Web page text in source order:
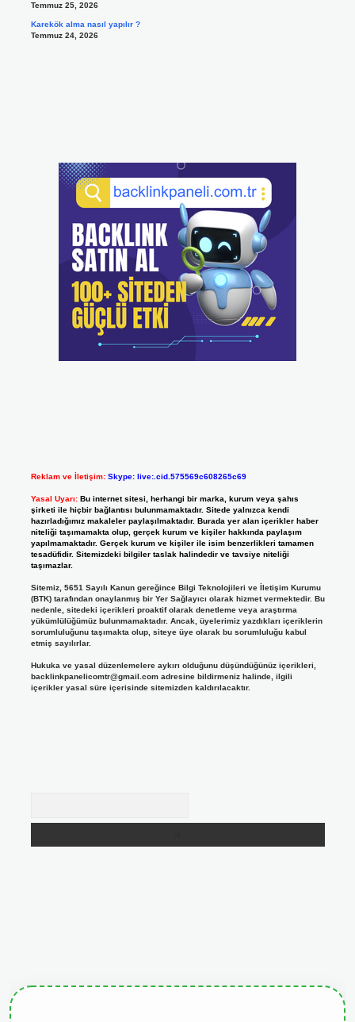
Temmuz 25, 2026
Karekök alma nasıl yapılır ?
Temmuz 24, 2026
Reklam ve İletişim: Skype: live:.cid.575569c608265c69
Yasal Uyarı: Bu internet sitesi, herhangi bir marka, kurum veya şahıs
şirketi ile hiçbir bağlantısı bulunmamaktadır. Sitede yalnızca kendi
hazırladığımız makaleler paylaşılmaktadır. Burada yer alan içerikler haber
niteliği taşımamakta olup, gerçek kurum ve kişiler hakkında paylaşım
yapılmamaktadır. Gerçek kurum ve kişiler ile isim benzerlikleri tamamen
tesadüfidir. Sitemizdeki bilgiler taslak halindedir ve tavsiye niteliği
taşımazlar.
Sitemiz, 5651 Sayılı Kanun gereğince Bilgi Teknolojileri ve İletişim Kurumu
(BTK) tarafından onaylanmış bir Yer Sağlayıcı olarak hizmet vermektedir. Bu
nedenle, sitedeki içerikleri proaktif olarak denetleme veya araştırma
yükümlülüğümüz bulunmamaktadır. Ancak, üyelerimiz yazdıkları içeriklerin
sorumluluğunu taşımakta olup, siteye üye olarak bu sorumluluğu kabul
etmiş sayılırlar.
Hukuka ve yasal düzenlemelere aykırı olduğunu düşündüğünüz içerikleri,
backlinkpanelicomtr@gmail.comadresine bildirmeniz halinde, ilgili
içerikler yasal süre içerisinde sitemizden kaldırılacaktır.